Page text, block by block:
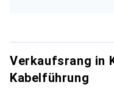
Verkaufsrang in
Kabelführung